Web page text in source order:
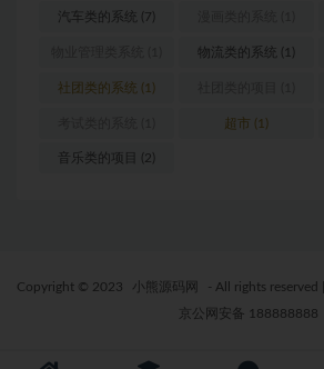
汽车类的系统 (7)
物流类的系统 (1)
社团类的系统 (1)
超市 (1)
音乐类的项目 (2)
Copyright © 2023 小熊源码网 - All rights reserved
京公网安备 188888888